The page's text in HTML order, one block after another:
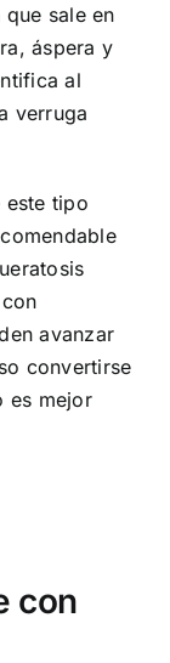
que sale en
áspera y
al
verruga
este tipo
avanzar
convertirse
es mejor
con